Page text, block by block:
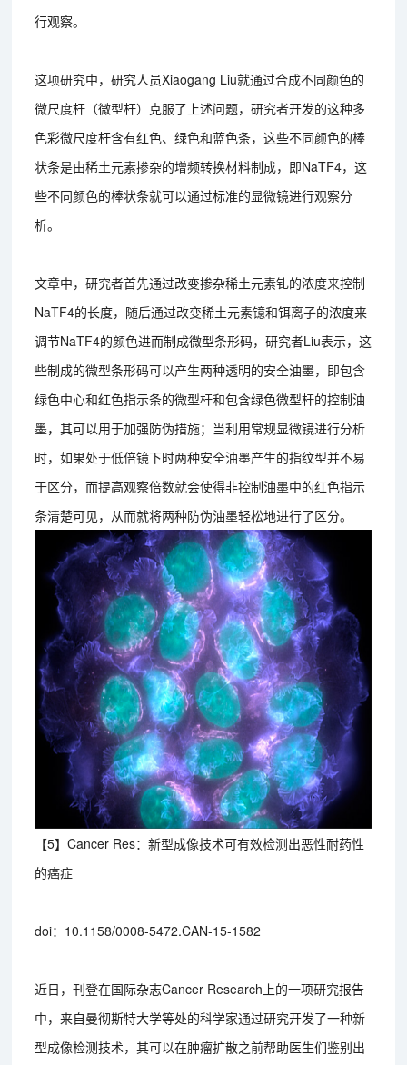
行观察。
这项研究中，研究人员Xiaogang Liu就通过合成不同颜色的
微尺度杆（微型杆）克服了上述问题，研究者开发的这种多
色彩微尺度杆含有红色、绿色和蓝色条，这些不同颜色的棒
状条是由稀土元素掺杂的增频转换材料制成，即NaTF4，这
些不同颜色的棒状条就可以通过标准的显微镜进行观察分
析。
文章中，研究者首先通过改变掺杂稀土元素钆的浓度来控制
NaTF4的长度，随后通过改变稀土元素镱和铒离子的浓度来
调节NaTF4的颜色进而制成微型条形码，研究者Liu表示，这
些制成的微型条形码可以产生两种透明的安全油墨，即包含
绿色中心和红色指示条的微型杆和包含绿色微型杆的控制油
墨，其可以用于加强防伪措施；当利用常规显微镜进行分析
时，如果处于低倍镜下时两种安全油墨产生的指纹型并不易
于区分，而提高观察倍数就会使得非控制油墨中的红色指示
条清楚可见，从而就将两种防伪油墨轻松地进行了区分。
【5】Cancer Res：新型成像技术可有效检测出恶性耐药性
的癌症
doi：10.1158/0008-5472.CAN-15-1582
近日，刊登在国际杂志Cancer Research上的一项研究报告
中，来自曼彻斯特大学等处的科学家通过研究开发了一种新
型成像检测技术，其可以在肿瘤扩散之前帮助医生们鉴别出